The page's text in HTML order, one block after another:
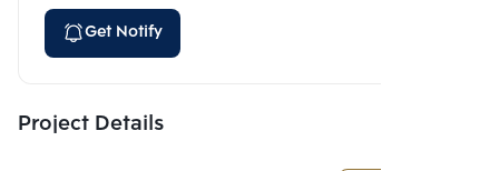
Get Notify
Project Details